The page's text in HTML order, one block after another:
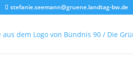
stefanie.seemann@gruene.landtag-bw.de